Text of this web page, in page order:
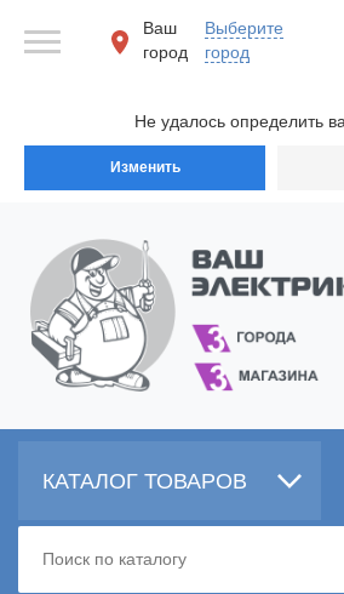
Не удалось определить
Изменить
Ваш
город
Выберите
город
КАТАЛОГ ТОВАРОВ